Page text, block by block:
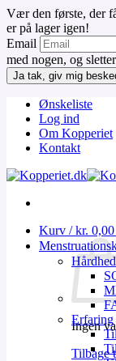
Vær den første, der
er på lager igen!
Email
med nogen, og
Ja tak, giv mig
indhold
Ønskeliste
Log ind
Om Kopperiet
Kontakt
Kurv /kr. 0,00
Ingen
Tilbage
Erfaring